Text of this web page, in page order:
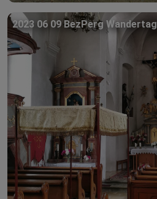
2023 06 09 BezPerg Wandertag